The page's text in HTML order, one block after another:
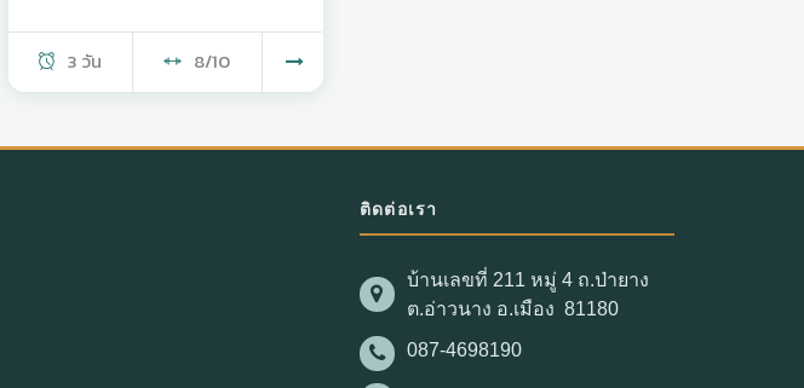
3 วัน 8/10
ติดต่อเรา
บ้านเลขที่ 211 หมู่ 4 ถ.ป่ายาง
ต.อ่าวนาง อ.เมือง 81180
087-4698190